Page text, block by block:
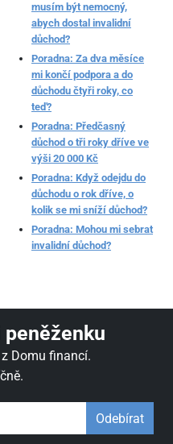
musím být nemocný,
abych dostal invalidní
důchod?
Poradna: Za dva měsíce
mi končí podpora a do
důchodu čtyři roky, co
teď?
Poradna: Předčasný
důchod o tři roky dříve ve
výši 20 000 Kč
Poradna: Když odejdu do
důchodu o rok dříve, o
kolik se mi sníží důchod?
Poradna: Mohou mi sebrat
invalidní důchod?
Domu financí.
Odebírat